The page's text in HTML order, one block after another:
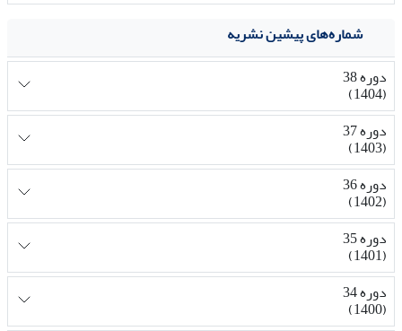
شماره‌های پیشین نشریه
دوره 38
(1404)
دوره 37
(1403)
دوره 36
(1402)
دوره 35
(1401)
دوره 34
(1400)